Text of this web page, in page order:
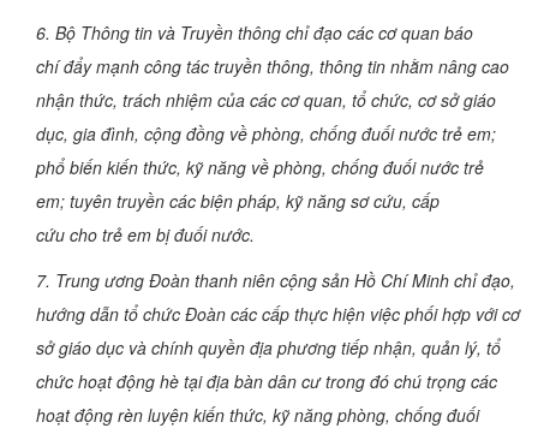
6. Bộ Thông tin và Truyền thông chỉ đạo các cơ quan báo
chí đẩy mạnh công tác truyền thông, thông tin nhằm nâng cao
nhận thức, trách nhiệm của các cơ quan, tổ chức, cơ sở giáo
dục, gia đình, cộng đồng về phòng, chống đuối nước trẻ em;
phổ biến kiến thức, kỹ năng về phòng, chống đuối nước trẻ
em; tuyên truyền các biện pháp, kỹ năng sơ cứu, cấp
cứu cho trẻ em bị đuối nước.
7. Trung ương Đoàn thanh niên cộng sản Hồ Chí Minh chỉ đạo,
hướng dẫn tổ chức Đoàn các cấp thực hiện việc phối hợp với cơ
sở giáo dục và chính quyền địa phương tiếp nhận, quản lý, tổ
chức hoạt động hè tại địa bàn dân cư trong đó chú trọng các
hoạt động rèn luyện kiến thức, kỹ năng phòng, chống đuối